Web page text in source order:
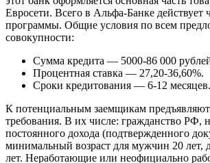
Евросети. Всего в Альфа-Банке действует
программы. Общие условия по всем
совокупности:
Сумма кредита — 5000-86 000
Процентная ставка — 27,20-36,60%.
Сроки кредитования — 6-12 месяцев.
К потенциальным заемщикам
требования. В их числе: гражданство РФ,
постоянного дохода (подтвержденного
минимальный возраст для мужчин 20
лет. Неработающие или неофициально